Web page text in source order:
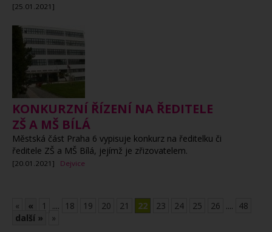
[25.01.2021]
KONKURZNÍ ŘÍZENÍ NA ŘEDITELE
ZŠ A MŠ BÍLÁ
Městská část Praha 6 vypisuje konkurz na ředitelku či
ředitele ZŠ a MŠ Bílá, jejímž je zřizovatelem.
[20.01.2021] Dejvice
« « 1 .... 18 19 20 21 22 23 24 25 26 .... 48
další »
»